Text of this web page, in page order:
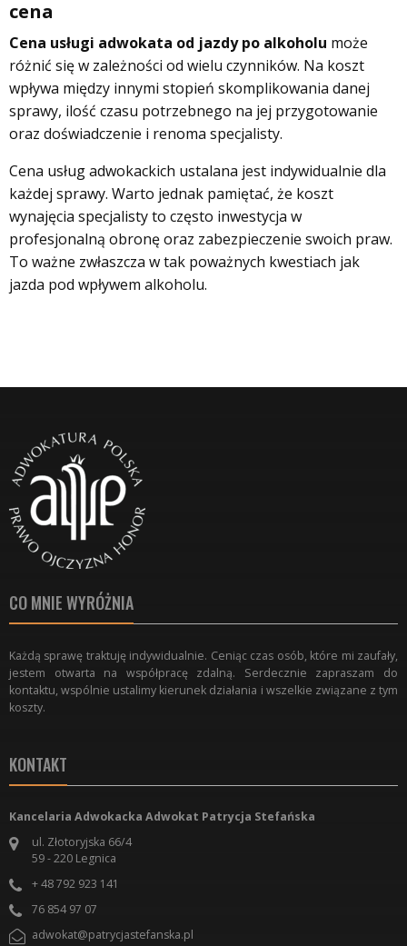
cena
Cena usługi adwokata od jazdy po alkoholu może
różnić się w zależności od wielu czynników. Na koszt
wpływa między innymi stopień skomplikowania danej
sprawy, ilość czasu potrzebnego na jej przygotowanie
oraz doświadczenie i renoma specjalisty.
Cena usług adwokackich ustalana jest indywidualnie dla
każdej sprawy. Warto jednak pamiętać, że koszt
wynajęcia specjalisty to często inwestycja w
profesjonalną obronę oraz zabezpieczenie swoich praw.
To ważne zwłaszcza w tak poważnych kwestiach jak
jazda pod wpływem alkoholu.
CO MNIE WYRÓŻNIA
Każdą sprawę traktuję indywidualnie. Ceniąc czas osób, które mi zaufały,
jestem otwarta na współpracę zdalną. Serdecznie zapraszam do
kontaktu, wspólnie ustalimy kierunek działania i wszelkie związane z tym
koszty.
KONTAKT
Kancelaria Adwokacka Adwokat Patrycja Stefańska
ul. Złotoryjska 66/4
59 - 220 Legnica
+ 48 792 923 141
76 854 97 07
adwokat@patrycjastefanska.pl